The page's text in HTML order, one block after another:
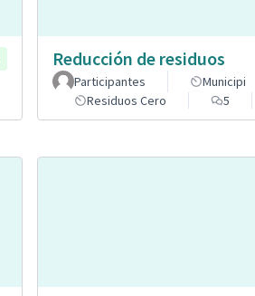
Reducción de residuos
Participantes
Municipi
Residuos Cero
5